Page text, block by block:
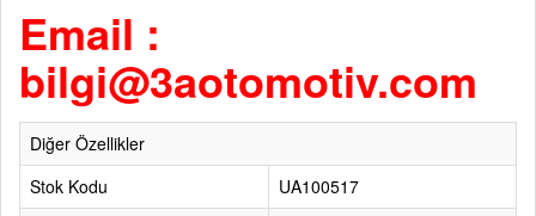
Email :
bilgi@3aotomotiv.com
Diğer Özellikler
Stok Kodu
UA100517